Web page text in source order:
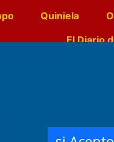
Quiniela
El Diario